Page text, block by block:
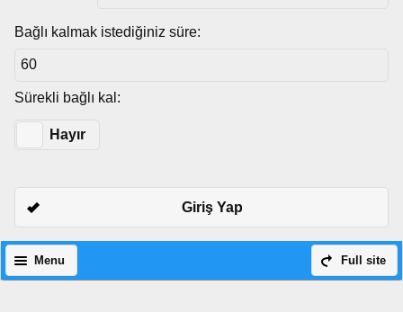
Bağlı kalmak istediğiniz süre:
Sürekli bağlı kal:
Hayır
Giriş Yap
Full site
Menu